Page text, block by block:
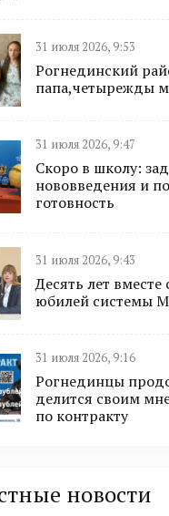
31 июля 2026, 9:53
Рогнединский
папа,четырежды
31 июля 2026, 9:47
Скоро в школу:
нововведения и
готовность
31 июля 2026, 9:43
Десять лет
юбилей системы
31 июля 2026, 9:16
Рогнединцы
делится своим
по контракту
новости